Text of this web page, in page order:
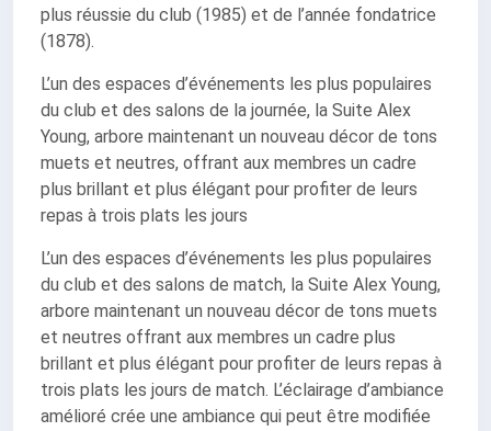
plus réussie du club (1985) et de l’année fondatrice
(1878).
L’un des espaces d’événements les plus populaires
du club et des salons de la journée, la Suite Alex
Young, arbore maintenant un nouveau décor de tons
muets et neutres, offrant aux membres un cadre
plus brillant et plus élégant pour profiter de leurs
repas à trois plats les jours
L’un des espaces d’événements les plus populaires
du club et des salons de match, la Suite Alex Young,
arbore maintenant un nouveau décor de tons muets
et neutres offrant aux membres un cadre plus
brillant et plus élégant pour profiter de leurs repas à
trois plats les jours de match. L’éclairage d’ambiance
amélioré crée une ambiance qui peut être modifiée